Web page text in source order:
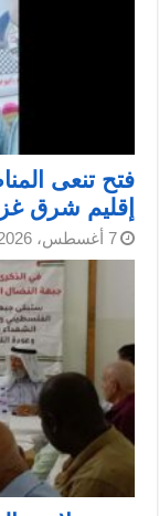
فتح تنعى
إقليم شرق
7 أغسطس، 2026